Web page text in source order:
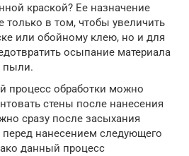
краской? Ее назначение
только в том, чтобы увеличить
или обойному клею, но и для
осыпание материала
пыли.
процесс обработки можно
стены после нанесения
сразу после засыхания
перед нанесением следующего
данный процесс